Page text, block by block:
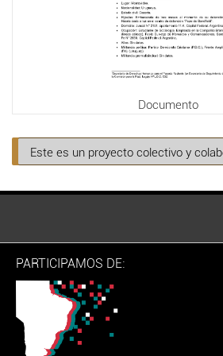
Documento
Este es un proyecto colectivo y
PARTICIPAMOS DE: